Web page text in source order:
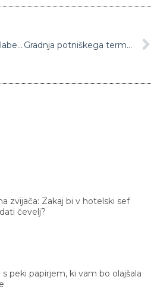
V Kitzbühelu zaradi slabega vremena danes ne bo smuka Gradnja potniškega terminala na brniškem letališču se bliža koncu
zvijača: Zakaj bi v hotelski sef
čevelj?
s peki papirjem, ki vam bo olajšala